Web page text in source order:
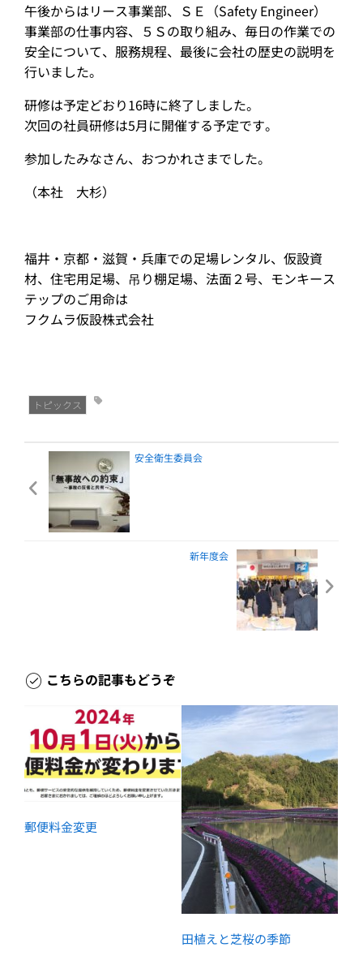
午後からはリース事業部、ＳＥ（Safety Engineer）
事業部の仕事内容、５Ｓの取り組み、毎日の作業での
安全について、服務規程、最後に会社の歴史の説明を
行いました。
研修は予定どおり16時に終了しました。
次回の社員研修は5月に開催する予定です。
参加したみなさん、おつかれさまでした。
（本社 大杉）
福井・京都・滋賀・兵庫での足場レンタル、仮設資
材、住宅用足場、吊り棚足場、法面２号、モンキース
テップのご用命は
フクムラ仮設株式会社
トピックス
安全衛生委員会
新年度会
こちらの記事もどうぞ
郵便料金変更
田植えと芝桜の季節